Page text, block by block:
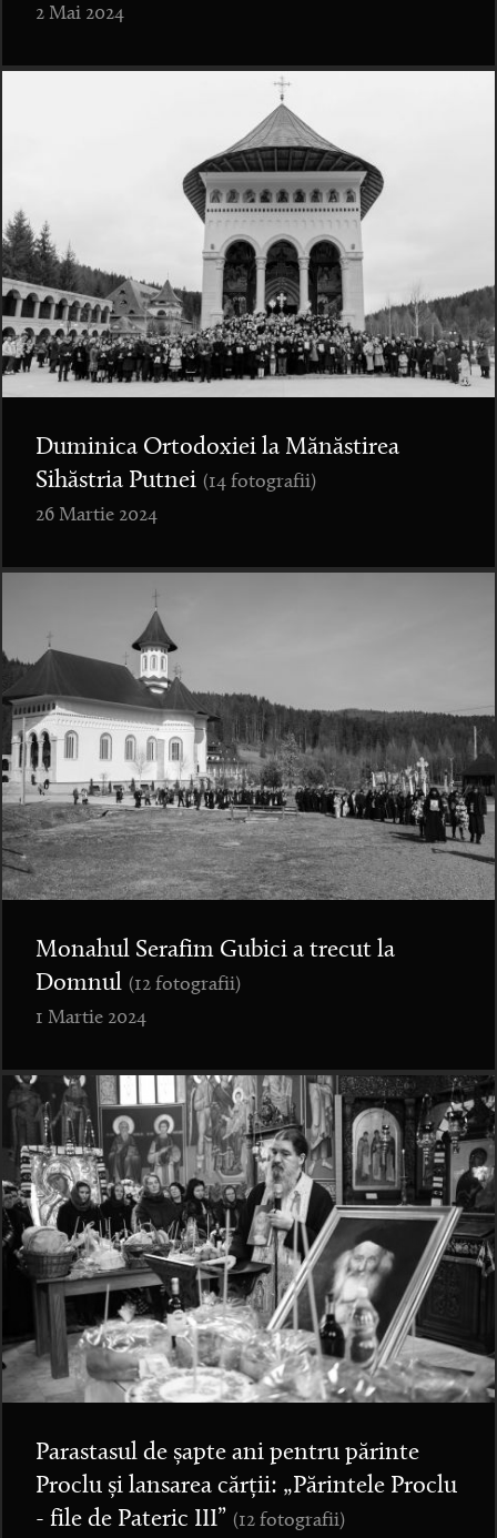
2 Mai 2024
Duminica Ortodoxiei la Mănăstirea
Sihăstria Putnei (14 fotografii)
26 Martie 2024
Monahul Serafim Gubici a trecut la
Domnul (12 fotografii)
1 Martie 2024
Parastasul de șapte ani pentru părinte
Proclu și lansarea cărții: „Părintele Proclu
- file de Pateric III” (12 fotografii)